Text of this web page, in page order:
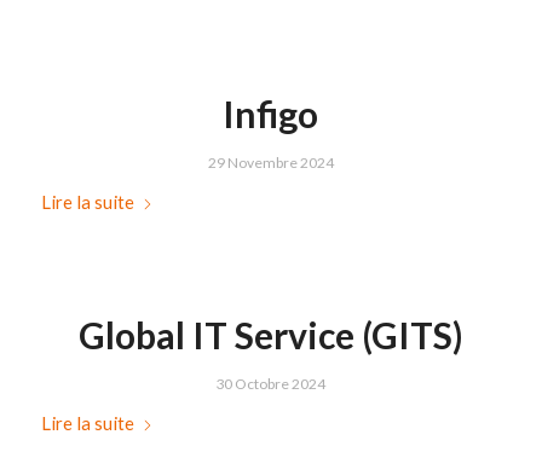
Infigo
29 Novembre 2024
Lire la suite
Global IT Service (GITS)
30 Octobre 2024
Lire la suite